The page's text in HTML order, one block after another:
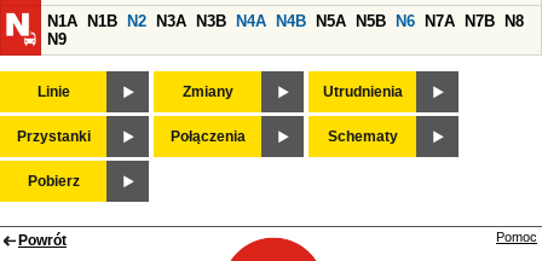
N1A
N1B N2 N3A N3B N4A N4B N5A N5B N6 N7A N7B
N8
N9
Linie Zmiany Utrudnienia
Przystanki Połączenia Schematy
Pobierz
Powrót Pomoc